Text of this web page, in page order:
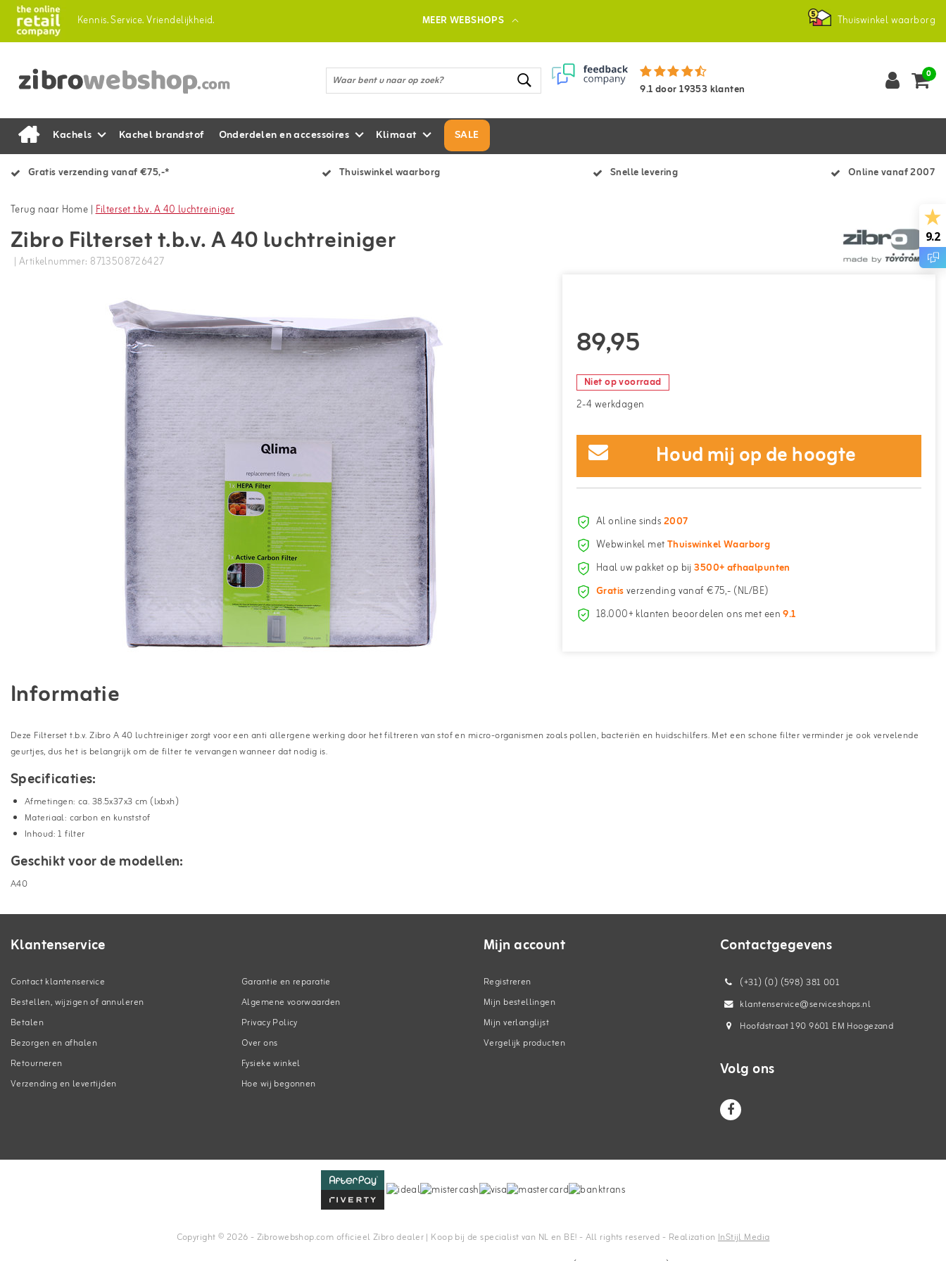
Kennis.Service.Vriendelijkheid. MEER WEBSHOPS Thuiswinkel waarborg
9.1door19353 klanten
0
Kachels Kachel brandstof Onderdelen en accessoires Klimaat SALE
Gratis verzending vanaf €75,-* Thuiswinkel waarborg Snelle levering Online vanaf 2007
Terug naar Home |Filterset t.b.v. A 40 luchtreiniger
Zibro Filterset t.b.v. A 40 luchtreiniger
| Artikelnummer: 8713508726427
89,95
Niet op voorraad
2-4 werkdagen
Houd mij op de hoogte
Al online sinds2007
Webwinkel metThuiswinkel Waarborg
Haal uw pakket op bij3500+ afhaalpunten
Gratisverzending vanaf €75,- (NL/BE)
18.000+ klanten beoordelen ons met een9.1
Informatie
Deze Filterset t.b.v. Zibro A 40 luchtreiniger zorgt voor een anti allergene werking door het filtreren van stof en micro-organismen zoals pollen, bacteriën en huidschilfers. Met een schone filter verminder je ook vervelende
geurtjes, dus het is belangrijk om de filter te vervangen wanneer dat nodig is.
Specificaties:
Afmetingen: ca. 38.5x37x3 cm (lxbxh)
Materiaal: carbon en kunststof
Inhoud: 1 filter
Geschikt voor de modellen:
A40
Klantenservice
Contact klantenservice
Bestellen, wijzigen of annuleren
Betalen
Bezorgen en afhalen
Retourneren
Verzending en levertijden
Garantie en reparatie
Algemene voorwaarden
Privacy Policy
Over ons
Fysieke winkel
Hoe wij begonnen
Mijn account
Registreren
Mijn bestellingen
Mijn verlanglijst
Vergelijk producten
Contactgegevens
(+31) (0) (598) 381 001
klantenservice@serviceshops.nl
Hoofdstraat 190 9601 EM Hoogezand
Volg ons
Copyright © 2026 - Zibrowebshop.com officieel Zibro dealer | Koop bij de specialist van NL en BE! - All rights reserved - Realization InStijl Media
9.2